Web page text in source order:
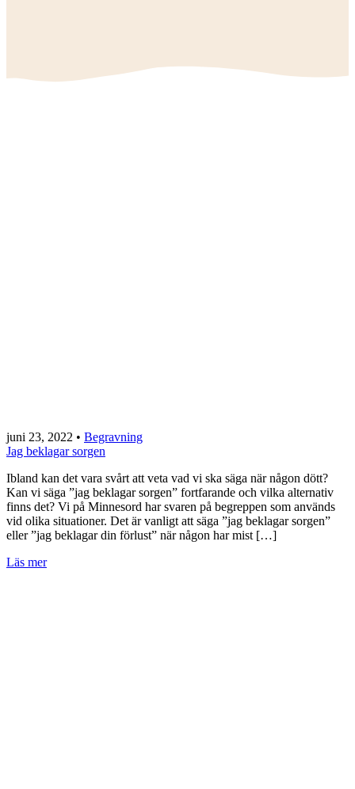
juni 23, 2022 • Begravning
Jag beklagar sorgen
Ibland kan det vara svårt att veta vad vi ska säga när någon dött?
Kan vi säga ”jag beklagar sorgen” fortfarande och vilka alternativ
finns det? Vi på Minnesord har svaren på begreppen som används
vid olika situationer. Det är vanligt att säga ”jag beklagar sorgen”
eller ”jag beklagar din förlust” när någon har mist […]
Läs mer